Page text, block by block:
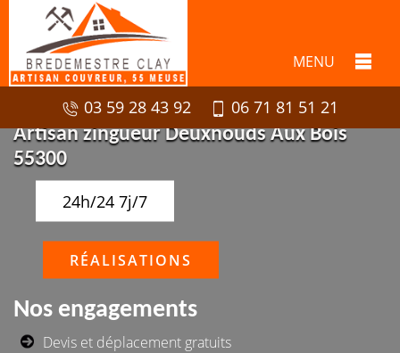
MENU
03 59 28 43 92
06 71 81 51 21
Artisan zingueur Deuxnouds Aux Bois
55300
24h/24 7j/7
RÉALISATIONS
Nos engagements
Devis et déplacement gratuits